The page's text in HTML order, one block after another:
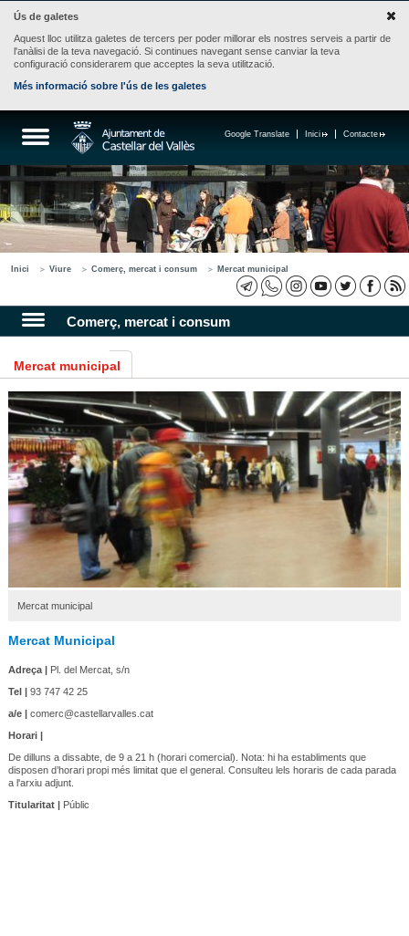
Ús de galetes
Aquest lloc utilitza galetes de tercers per poder millorar els nostres serveis a partir de
l'anàlisi de la teva navegació. Si continues navegant sense canviar la teva
configuració considerarem que acceptes la seva utilització.
Més informació sobre l'ús de les galetes
Contacte
Inici
Google Translate
Inici Viure Comerç, mercat i consum Mercat municipal
Comerç, mercat i consum
Mercat municipal
Mercat municipal
Mercat Municipal
Adreça |Pl. del Mercat, s/n
Tel |93 747 42 25
a/e |comerc@castellarvalles.cat
Horari |
De dilluns a dissabte, de 9 a 21 h (horari comercial). Nota: hi ha establiments que
disposen d’horari propi més limitat que el general. Consulteu lels horaris de cada parada
a l'arxiu adjunt.
Titularitat |Públic